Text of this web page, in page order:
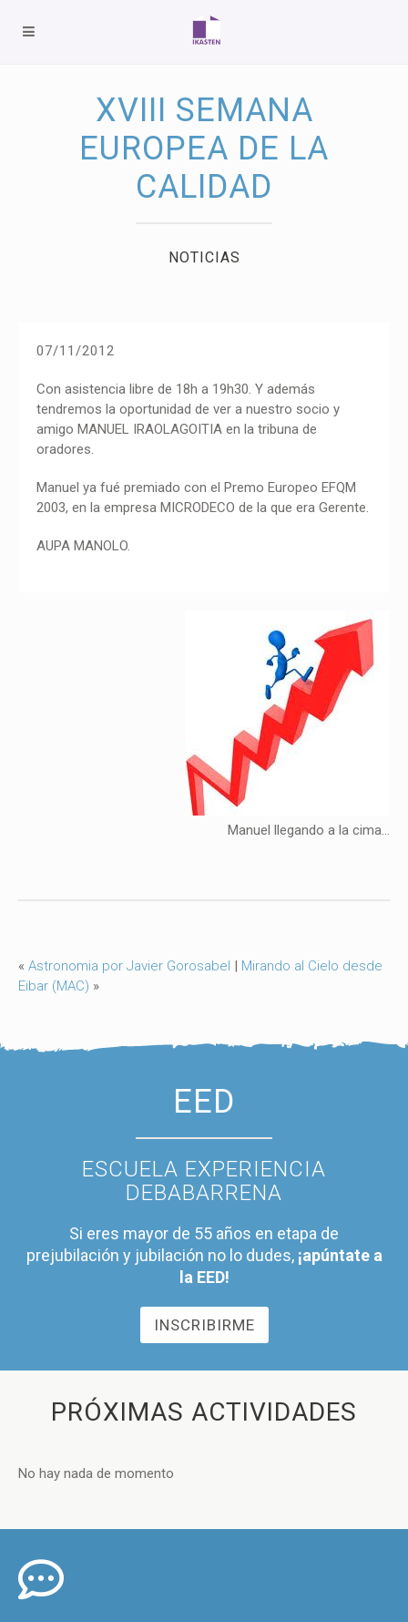
XVIII SEMANA
EUROPEA DE LA
CALIDAD
NOTICIAS
07/11/2012
Con asistencia libre de 18h a 19h30. Y además
tendremos la oportunidad de ver a nuestro socio y
amigo MANUEL IRAOLAGOITIA en la tribuna de
oradores.
Manuel ya fué premiado con el Premo Europeo EFQM
2003, en la empresa MICRODECO de la que era Gerente.
AUPA MANOLO.
Manuel llegando a la cima...
« Astronomia por Javier Gorosabel | Mirando al Cielo desde
Eibar (MAC) »
EED
ESCUELA EXPERIENCIA
DEBABARRENA
Si eres mayor de 55 años en etapa de
prejubilación y jubilación no lo dudes, ¡apúntate a
la EED!
INSCRIBIRME
PRÓXIMAS ACTIVIDADES
No hay nada de momento